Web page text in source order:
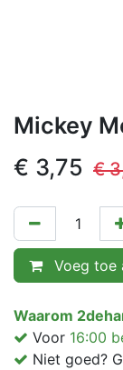
Mickey
€ 3,75 €
Voeg toe
Waarom
Voor 16:00
Niet goed?